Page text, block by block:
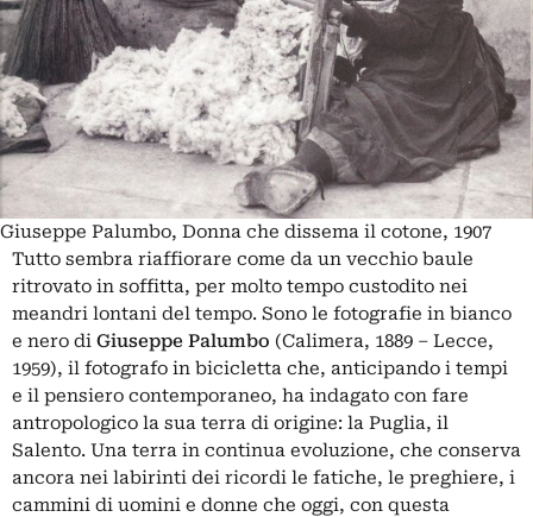
Giuseppe Palumbo, Donna che dissema il cotone, 1907
Tutto sembra riaffiorare come da un vecchio baule
ritrovato in soffitta, per molto tempo custodito nei
meandri lontani del tempo. Sono le fotografie in bianco
e nero di Giuseppe Palumbo (Calimera, 1889 ‒ Lecce,
1959), il fotografo in bicicletta che, anticipando i tempi
e il pensiero contemporaneo, ha indagato con fare
antropologico la sua terra di origine: la Puglia, il
Salento. Una terra in continua evoluzione, che conserva
ancora nei labirinti dei ricordi le fatiche, le preghiere, i
cammini di uomini e donne che oggi, con questa